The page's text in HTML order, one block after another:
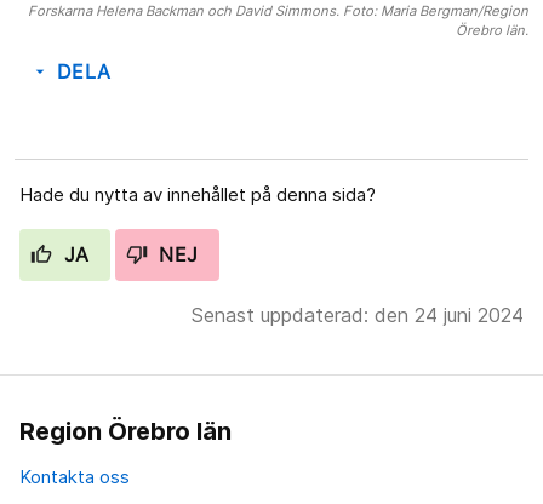
Forskarna Helena Backman och David Simmons. Foto: Maria Bergman/Region
Örebro län.
arrow_drop_down DELA
Hade du nytta av innehållet på denna sida?
JA NEJ
Senast uppdaterad: den 24 juni 2024
Region Örebro län
Kontakta oss